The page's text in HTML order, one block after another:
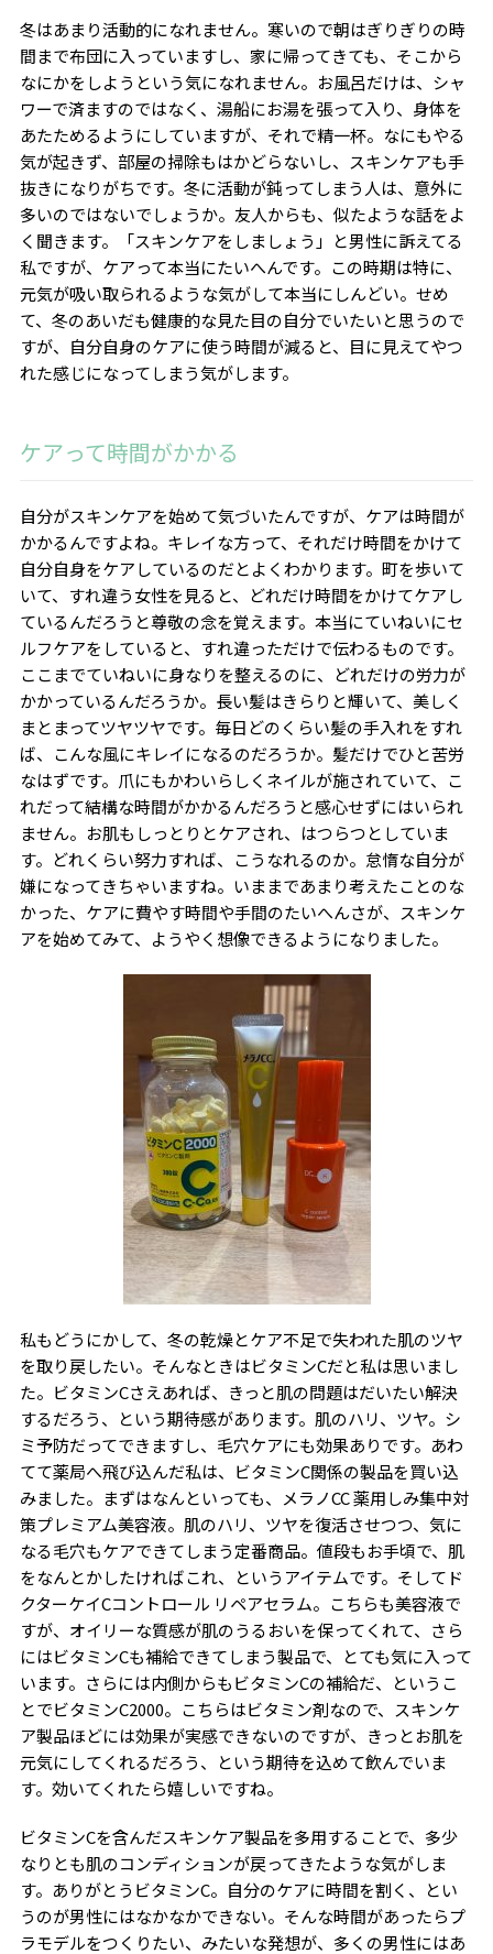
冬はあまり活動的になれません。寒いので朝はぎりぎりの時
間まで布団に入っていますし、家に帰ってきても、そこから
なにかをしようという気になれません。お風呂だけは、シャ
ワーで済ますのではなく、湯船にお湯を張って入り、身体を
あたためるようにしていますが、それで精一杯。なにもやる
気が起きず、部屋の掃除もはかどらないし、スキンケアも手
抜きになりがちです。冬に活動が鈍ってしまう人は、意外に
多いのではないでしょうか。友人からも、似たような話をよ
く聞きます。「スキンケアをしましょう」と男性に訴えてる
私ですが、ケアって本当にたいへんです。この時期は特に、
元気が吸い取られるような気がして本当にしんどい。せめ
て、冬のあいだも健康的な見た目の自分でいたいと思うので
すが、自分自身のケアに使う時間が減ると、目に見えてやつ
れた感じになってしまう気がします。
ケアって時間がかかる
自分がスキンケアを始めて気づいたんですが、ケアは時間が
かかるんですよね。キレイな方って、それだけ時間をかけて
自分自身をケアしているのだとよくわかります。町を歩いて
いて、すれ違う女性を見ると、どれだけ時間をかけてケアし
ているんだろうと尊敬の念を覚えます。本当にていねいにセ
ルフケアをしていると、すれ違っただけで伝わるものです。
ここまでていねいに身なりを整えるのに、どれだけの労力が
かかっているんだろうか。長い髪はきらりと輝いて、美しく
まとまってツヤツヤです。毎日どのくらい髪の手入れをすれ
ば、こんな風にキレイになるのだろうか。髪だけでひと苦労
なはずです。爪にもかわいらしくネイルが施されていて、こ
れだって結構な時間がかかるんだろうと感心せずにはいられ
ません。お肌もしっとりとケアされ、はつらつとしていま
す。どれくらい努力すれば、こうなれるのか。怠惰な自分が
嫌になってきちゃいますね。いままであまり考えたことのな
かった、ケアに費やす時間や手間のたいへんさが、スキンケ
アを始めてみて、ようやく想像できるようになりました。
私もどうにかして、冬の乾燥とケア不足で失われた肌のツヤ
を取り戻したい。そんなときはビタミンCだと私は思いまし
た。ビタミンCさえあれば、きっと肌の問題はだいたい解決
するだろう、という期待感があります。肌のハリ、ツヤ。シ
ミ予防だってできますし、毛穴ケアにも効果ありです。あわ
てて薬局へ飛び込んだ私は、ビタミンC関係の製品を買い込
みました。まずはなんといっても、メラノCC 薬用しみ集中対
策プレミアム美容液。肌のハリ、ツヤを復活させつつ、気に
なる毛穴もケアできてしまう定番商品。値段もお手頃で、肌
をなんとかしたければこれ、というアイテムです。そしてド
クターケイCコントロール リペアセラム。こちらも美容液で
すが、オイリーな質感が肌のうるおいを保ってくれて、さら
にはビタミンCも補給できてしまう製品で、とても気に入って
います。さらには内側からもビタミンCの補給だ、というこ
とでビタミンC2000。こちらはビタミン剤なので、スキンケ
ア製品ほどには効果が実感できないのですが、きっとお肌を
元気にしてくれるだろう、という期待を込めて飲んでいま
す。効いてくれたら嬉しいですね。
ビタミンCを含んだスキンケア製品を多用することで、多少
なりとも肌のコンディションが戻ってきたような気がしま
す。ありがとうビタミンC。自分のケアに時間を割く、とい
うのが男性にはなかなかできない。そんな時間があったらプ
ラモデルをつくりたい、みたいな発想が、多くの男性にはあ